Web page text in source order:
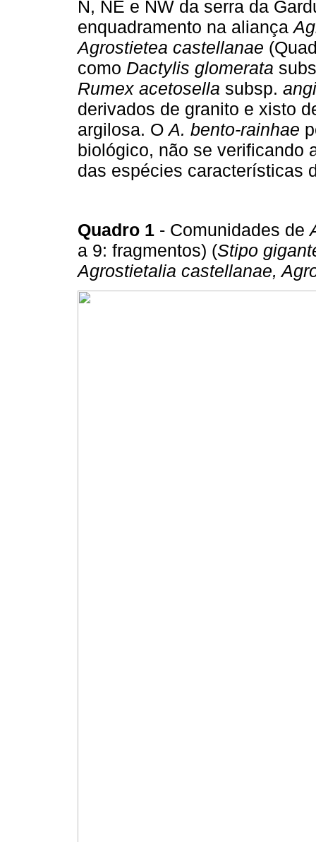
N, NE e NW da serra da
enquadramento na aliança
Agrostietea castellanae
como Dactylis glomerata
Rumex acetosella subsp.
derivados de granito e xisto
argilosa. OA. bento-rainhae
biológico, não se verificando
das espécies características
Quadro 1 - Comunidades de
a 9: fragmentos) (Stipo
Agrostietalia castellanae,